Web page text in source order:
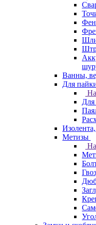
Ванны,
Для
Для
Метизы